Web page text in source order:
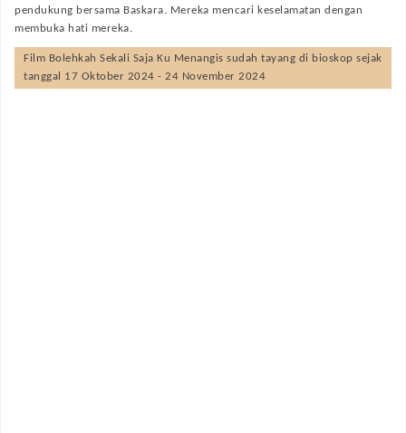
pendukung bersama Baskara. Mereka mencari keselamatan dengan
membuka hati mereka.
Film Bolehkah Sekali Saja Ku Menangis sudah tayang di bioskop sejak
tanggal 17 Oktober 2024 - 24 November 2024